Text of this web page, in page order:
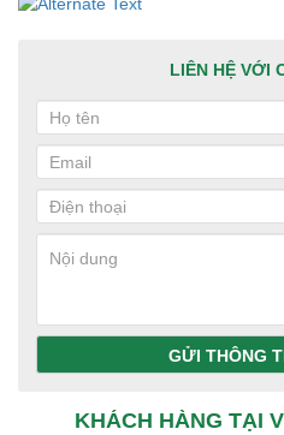
LIÊN HỆ VỚI
GỬI THÔNG
KHÁCH HÀNG TẠI